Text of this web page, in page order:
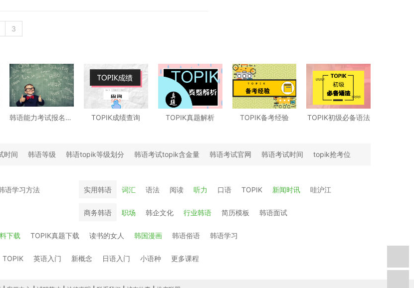
3
韩语能力考试报名时间 TOPIK成绩查询 TOPIK真题解析 TOPIK备考经验 TOPIK初级必备语法
时间 韩语等级 韩语topik等级划分 韩语考试topik含金量 韩语考试官网 韩语考试时间
topik抢考位
语学习方法 实用韩语 词汇 语法 阅读 听力 口语 TOPIK 新闻时讯 哇沪江
商务韩语 职场 韩企文化 行业韩语 简历模板 韩语面试
下载 TOPIK真题下载 读书的女人 韩国漫画 韩语俗语 韩语学习
TOPIK 英语入门 新概念 日语入门 小语种 更多课程